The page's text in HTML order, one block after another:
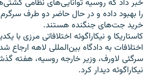
زبان‌های دیگر
خبر داد که روسیه توانایی‌های نظامی
را بهبود داده و در حال حاضر دو طرف سرگرم
خرید جت‌های جنگنده هستند.
کاستاریکا و نیکاراگوئه اختلافاتی مرزی با
اختلافات به دادگاه بین‌المللی لاهه ارجاع
سرگئی لاورف، وزیر خارجه روسیه، هفته
نیکاراگوئه دیدار کرد.